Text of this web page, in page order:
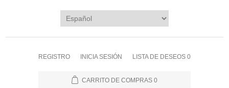
REGISTRO INICIA SESIÓN LISTA DE DESEOS 0
CARRITO DE COMPRAS 0